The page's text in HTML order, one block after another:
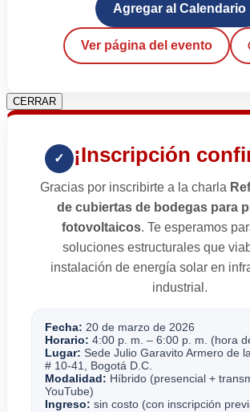
Agregar al Calendario
Ver página del evento
CERRAR
✓ ¡Inscripción
Gracias por inscribirte a la charla
de cubiertas de bodegas para
fotovoltaicos. Te esperamos
soluciones estructurales que
instalación de energía solar en
industrial.
Fecha: 20 de marzo de 2026
Horario: 4:00 p. m. – 6:00 p. m. (hora
Lugar: Sede Julio Garavito Armero de
# 10-41, Bogotá D.C.
Modalidad: Híbrido (presencial +
YouTube)
Ingreso: sin costo (con inscripción